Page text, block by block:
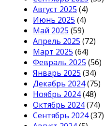
Август 2025 (4)
Июнь 2025 (4)
Май 2025 (59)
Апрель 2025 (72)
Март 2025 (64)
Февраль 2025 (56)
Январь 2025 (34)
Декабрь 2024(75)
Ноябрь 2024(48)
Октябрь 2024(74)
Сентябрь 2024(37)